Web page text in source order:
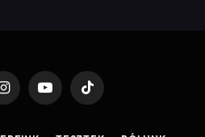
InstagramYouTubeTikTok